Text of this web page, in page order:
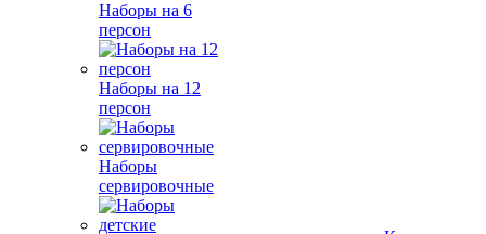
Наборы на 6
персон
Наборы на 12
персон
Наборы
сервировочные